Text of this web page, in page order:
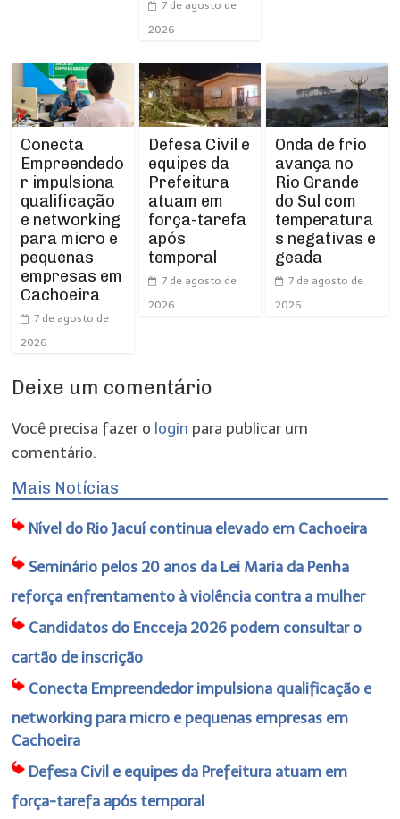
7 de agosto de
2026
Conecta
Empreendedo
r impulsiona
qualificação
e networking
para micro e
pequenas
empresas em
Cachoeira
7 de agosto de
2026
Defesa Civil e
equipes da
Prefeitura
atuam em
força-tarefa
após
temporal
7 de agosto de
2026
Onda de frio
avança no
Rio Grande
do Sul com
temperatura
s negativas e
geada
7 de agosto de
2026
Deixe um comentário
Você precisa fazer o login para publicar um
comentário.
Mais Notícias
Nível do Rio Jacuí continua elevado em Cachoeira
Seminário pelos 20 anos da Lei Maria da Penha
reforça enfrentamento à violência contra a mulher
Candidatos do Encceja 2026 podem consultar o
cartão de inscrição
Conecta Empreendedor impulsiona qualificação e
networking para micro e pequenas empresas em
Cachoeira
Defesa Civil e equipes da Prefeitura atuam em
força-tarefa após temporal